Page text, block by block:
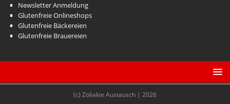
Newsletter Anmeldung
Glutenfreie Onlineshops
Glutenfreie Bäckereien
Glutenfreie Brauereien
(c) Zöliakie Austausch | 2026